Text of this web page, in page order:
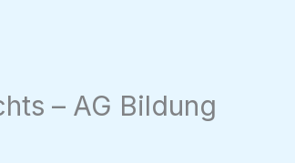
– AG Bildung